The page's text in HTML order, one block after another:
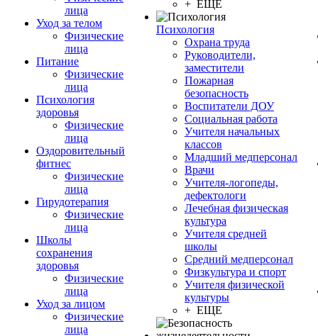
лица
Уход за телом
Физические
лица
Питание
Физические
лица
Психология
здоровья
Физические
лица
Оздоровительный
фитнес
Физические
лица
Гирудотерапия
Физические
лица
Школы
сохранения
здоровья
Физические
лица
Уход за лицом
Физические
лица
+ ЕЩЕ
Психология
Охрана труда
Руководители,
заместители
Пожарная
безопасность
Воспитатели ДОУ
Социальная работа
Учителя начальных
классов
Младший медперсонал
Врачи
Учителя-логопеды,
дефектологи
Лечебная физическая
культура
Учителя средней
школы
Средний медперсонал
Физкультура и спорт
Учителя физической
культуры
+ ЕЩЕ